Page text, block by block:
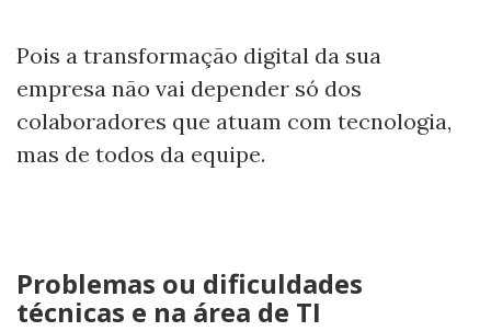
Pois a transformação digital da sua
empresa não vai depender só dos
colaboradores que atuam com tecnologia,
mas de todos da equipe.
Problemas ou dificuldades
técnicas e na área de TI